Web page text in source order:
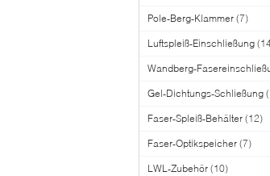
Pole-Berg-Klammer (7)
Luftspleiß-Einschließung
Wandberg-
Gel-Dichtungs-Schließung
Faser-Spleiß-Behälter (12)
Faser-Optikspeicher (7)
LWL-Zubehör (10)